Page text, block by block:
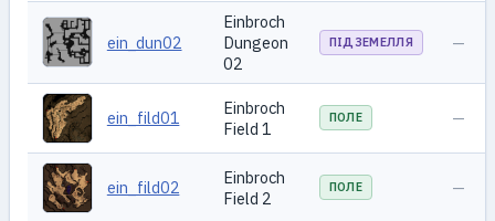
ein_dun02
Einbroch
Dungeon
02
ПІДЗЕМЕЛЛЯ —
ein_fild01
Einbroch
Field 1
ПОЛЕ —
ein_fild02
Einbroch
Field 2
ПОЛЕ —